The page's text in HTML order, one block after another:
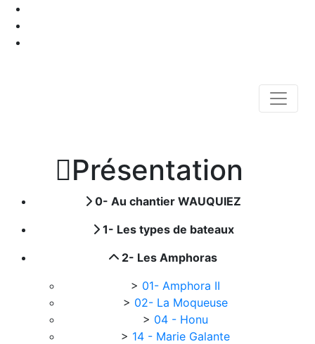
Présentation
0- Au chantier WAUQUIEZ
1- Les types de bateaux
2- Les Amphoras
> 01- Amphora II
> 02- La Moqueuse
> 04 - Honu
> 14 - Marie Galante